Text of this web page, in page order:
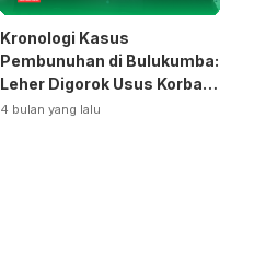
Kronologi Kasus
Pembunuhan di Bulukumba:
Leher Digorok Usus Korban
Dikeluarkan
4 bulan yang lalu